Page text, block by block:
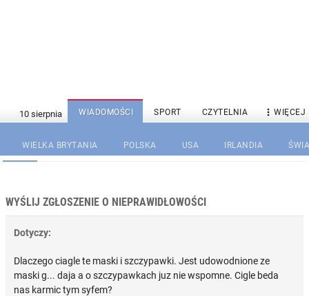
WIADOMOŚCI SPORT CZYTELNIA  WIĘCEJ
WIELKA BRYTANIA POLSKA USA IRLANDIA
WYŚLIJ ZGŁOSZENIE O NIEPRAWIDŁOWOŚCI
Dotyczy:
Dlaczego ciagle te maski i szczypawki. Jest udowodnione ze
maski g... daja a o szczypawkach juz nie wspomne. Cigle beda
nas karmic tym syfem?